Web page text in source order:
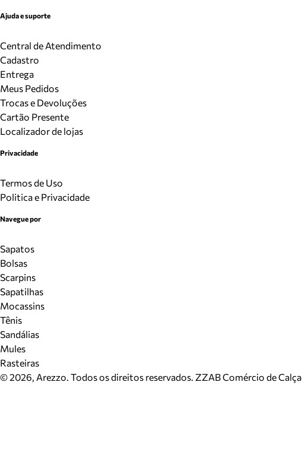
Ajuda e suporte
Central de Atendimento
Cadastro
Entrega
Meus Pedidos
Trocas e Devoluções
Cartão Presente
Localizador de lojas
Privacidade
Termos de Uso
Politica e Privacidade
Navegue por
Sapatos
Bolsas
Scarpins
Sapatilhas
Mocassins
Tênis
Sandálias
Mules
Rasteiras
©2026, Arezzo. Todos os direitos reservados. ZZAB Comércio de